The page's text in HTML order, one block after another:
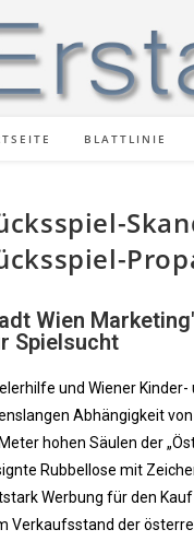
BLATTLINIE
Wien
Spielsucht
und Wiener
Abhängigkeit
hohen Säulen der
Rubbellose mit
Werbung für den
Verkaufsstand der